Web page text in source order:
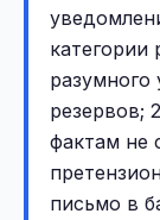
категории
разумного
резервов;
фактам не
письмо в